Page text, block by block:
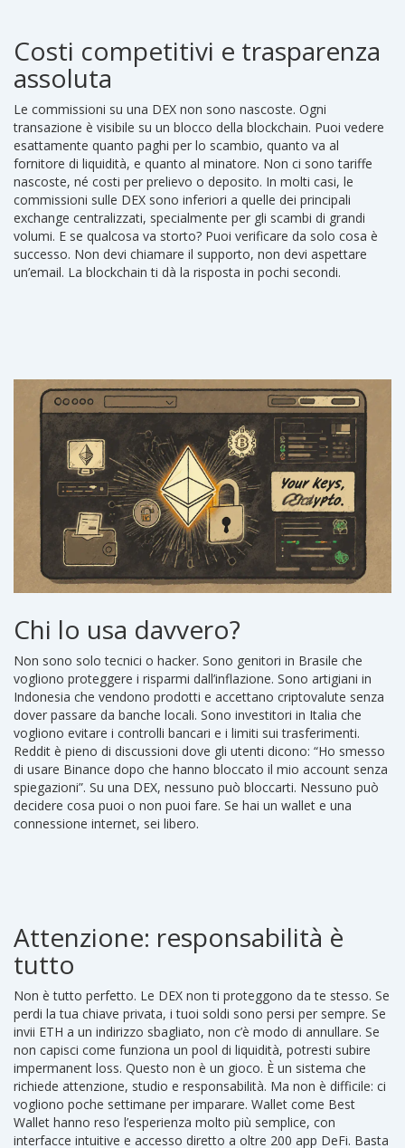
Costi competitivi e trasparenza
assoluta
Le commissioni su una DEX non sono nascoste. Ogni
transazione è visibile su un blocco della blockchain. Puoi vedere
esattamente quanto paghi per lo scambio, quanto va al
fornitore di liquidità, e quanto al minatore. Non ci sono tariffe
nascoste, né costi per prelievo o deposito. In molti casi, le
commissioni sulle DEX sono inferiori a quelle dei principali
exchange centralizzati, specialmente per gli scambi di grandi
volumi. E se qualcosa va storto? Puoi verificare da solo cosa è
successo. Non devi chiamare il supporto, non devi aspettare
un’email. La blockchain ti dà la risposta in pochi secondi.
Chi lo usa davvero?
Non sono solo tecnici o hacker. Sono genitori in Brasile che
vogliono proteggere i risparmi dall’inflazione. Sono artigiani in
Indonesia che vendono prodotti e accettano criptovalute senza
dover passare da banche locali. Sono investitori in Italia che
vogliono evitare i controlli bancari e i limiti sui trasferimenti.
Reddit è pieno di discussioni dove gli utenti dicono: “Ho smesso
di usare Binance dopo che hanno bloccato il mio account senza
spiegazioni”. Su una DEX, nessuno può bloccarti. Nessuno può
decidere cosa puoi o non puoi fare. Se hai un wallet e una
connessione internet, sei libero.
Attenzione: responsabilità è
tutto
Non è tutto perfetto. Le DEX non ti proteggono da te stesso. Se
perdi la tua chiave privata, i tuoi soldi sono persi per sempre. Se
invii ETH a un indirizzo sbagliato, non c’è modo di annullare. Se
non capisci come funziona un pool di liquidità, potresti subire
impermanent loss. Questo non è un gioco. È un sistema che
richiede attenzione, studio e responsabilità. Ma non è difficile: ci
vogliono poche settimane per imparare. Wallet come Best
Wallet hanno reso l’esperienza molto più semplice, con
interfacce intuitive e accesso diretto a oltre 200 app DeFi. Basta